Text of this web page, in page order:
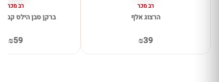
רב מכר
הרצוג אלף
₪39
רב מכר
ברקן סבן הילס
₪59